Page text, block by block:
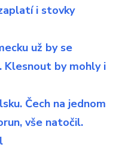
i stovky
už by se
by mohly i
Čech na jednom
vše natočil.